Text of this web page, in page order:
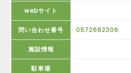
webサイト
問い合わせ番号 0572682306
施設情報
駐車場